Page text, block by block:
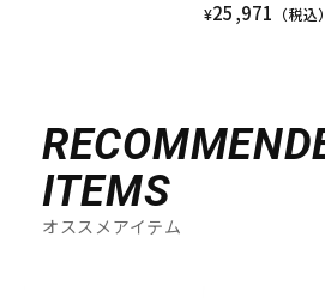
¥25,971 （税込）
ITEMS
オススメアイテム